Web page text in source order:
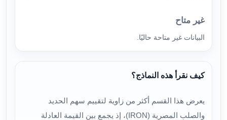
غير متاح
البيانات غير متاحة حاليًا.
كيف نقرأ هذه النماذج؟
يعرض هذا القسم أكثر من زاوية لتقييم سهم الحديد
والصلب المصرية (IRON)، إذ يجمع بين القيمة العادلة